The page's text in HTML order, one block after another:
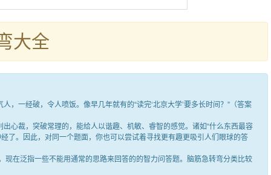
大全
一经破，令人喷饭。像早几年就有的“读完‘北京大学’要多长时间？”（答案
裁，突破常理的，能给人以谐趣、机敏、睿智的感觉。诸如“什么东西最容
了。因此，对同一个题面，你也可以尝试着寻找更有趣更吸引人们眼球的答
泛指一些不能用通常的思路来回答的的智力问答题。脑筋急转弯分类比较